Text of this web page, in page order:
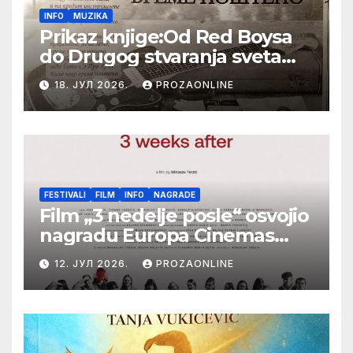
INFO MUZIKA
Prikaz knjige:Od Red Boysa
do Drugog stvaranja sveta
(bilo neko vreme pošteno)
(autor- Zlatomira Sremca,
Botoš 2022. godine,
samizdat)
18. ЈУЛ 2026. PROZAONLINE
FESTIVALI FILM INFO NAGRADE
Film „3 nedelje posle“ osvojio
nagradu Europa Cinemas
Label na Filmskom festivalu
u Karlovim Varima
12. ЈУЛ 2026. PROZAONLINE